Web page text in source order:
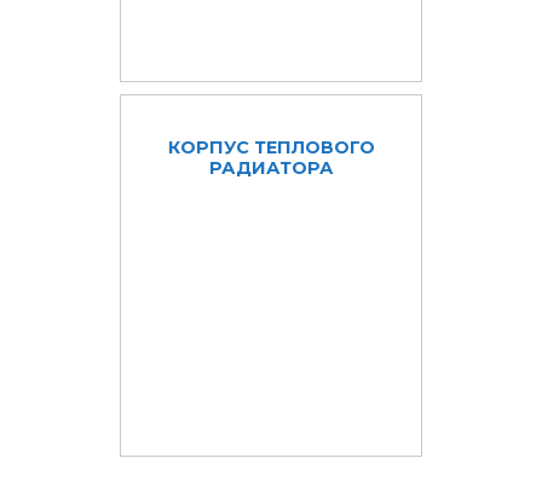
КОРПУС ТЕПЛОВОГО
РАДИАТОРА